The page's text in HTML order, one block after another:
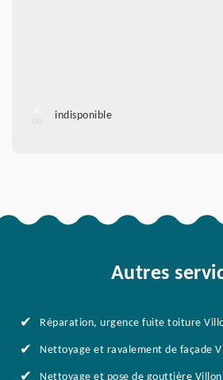
indisponible
Autres
Réparation, urgence fuite toiture
Nettoyage et ravalement de façade
Nettoyage et pose de gouttière Villon